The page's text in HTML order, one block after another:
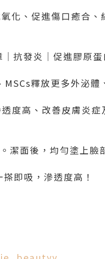
化、促進傷口癒合、
抗發炎｜促進膠原蛋
釋放更多外泌體
度高、改善皮膚炎症
面後，均勻塗上臉
即吸，滲透度高！